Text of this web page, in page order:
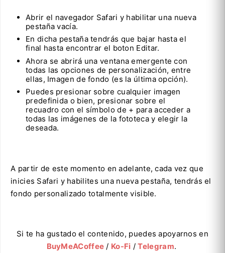
Abrir el navegador Safari y habilitar una nueva
pestaña vacía.
En dicha pestaña tendrás que bajar hasta el
final hasta encontrar el boton Editar.
Ahora se abrirá una ventana emergente con
todas las opciones de personalización, entre
ellas, Imagen de fondo (es la última opción).
Puedes presionar sobre cualquier imagen
predefinida o bien, presionar sobre el
recuadro con el símbolo de + para acceder a
todas las imágenes de la fototeca y elegir la
deseada.
A partir de este momento en adelante, cada vez que
inicies Safari y habilites una nueva pestaña, tendrás el
fondo personalizado totalmente visible.
Si te ha gustado el contenido, puedes apoyarnos en
BuyMeACoffee / Ko-Fi /Telegram.